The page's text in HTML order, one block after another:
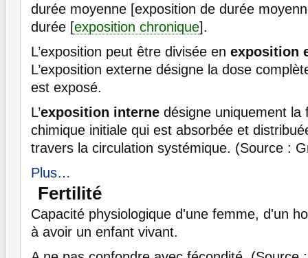
durée moyenne [exposition de durée
durée [exposition chronique].
L’exposition peut être divisée en exposition
L’exposition externe désigne la dose
est exposé.
L’exposition interne désigne uniquement la
chimique initiale qui est absorbée et
travers la circulation systémique. (Source :
Plus…
Fertilité
Capacité physiologique d'une femme, d'un
à avoir un enfant vivant.